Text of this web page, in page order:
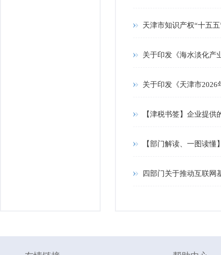
天津市知识产权“十五
关于印发《海水淡化产
关于印发《天津市
【津税书签】企业提
【部门解读、一图读
四部门关于推动互联网